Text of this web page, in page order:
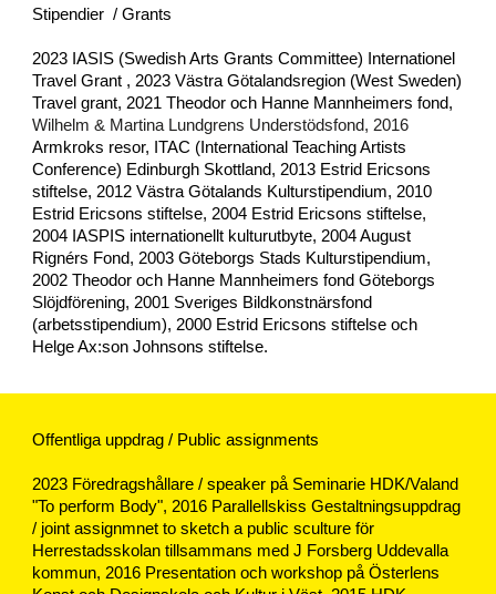
Stipendier / Grants
2023 IASIS (Swedish Arts Grants Committee) Internationel
Travel Grant , 2023 Västra Götalandsregion (West Sweden)
Travel grant, 2021 Theodor och Hanne Mannheimers fond,
Wilhelm & Martina Lundgrens Understödsfond, 2016
Armkroks resor, ITAC (I nternational Teaching Artists
Conference) Edinburgh Skottland, 2013 Estrid Ericsons
stiftelse, 2012 Västra Götalands Kulturstipendium, 2010
Estrid Ericsons stiftelse, 2004 Estrid Ericsons stiftelse,
2004 IASPIS internationellt kulturutbyte, 2004 August
Rignérs Fond, 2003 Göteborgs Stads Kulturstipendium,
2002 Theodor och Hanne Mannheimers fond Göteborgs
Slöjdförening, 2001 Sveriges Bildkonstnärsfond
(arbetsstipendium), 2000 Estrid Ericsons stiftelse och
Helge Ax:son Johnsons stiftelse.
Offentliga uppdrag / Public assignments
2023 Föredragshållare / speaker på Seminarie HDK/Valand
"To perform Body", 2016 ParallellskissGestaltningsuppdrag
/ joint assignmnet to sketch a public sculture för
Herrestadsskolan tillsammans med J Forsberg Uddevalla
kommun, 2016 Presentation och workshop på Österlens